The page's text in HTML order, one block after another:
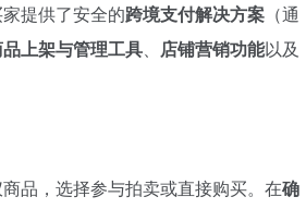
提供了安全的跨境支付解决方案 （通
上架与管理工具、 店铺营销功能以及
品，选择参与拍卖或直接购买。在确